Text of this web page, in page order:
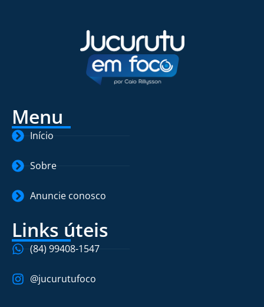
Menu
Início
Sobre
Anuncie conosco
Links úteis
(84) 99408-1547
@jucurutufoco